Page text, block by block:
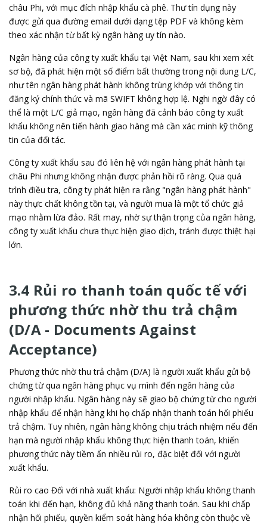
châu Phi, với mục đích nhập khẩu cà phê. Thư tín dụng này
được gửi qua đường email dưới dạng tệp PDF và không kèm
theo xác nhận từ bất kỳ ngân hàng uy tín nào.
Ngân hàng của công ty xuất khẩu tại Việt Nam, sau khi xem xét
sơ bộ, đã phát hiện một số điểm bất thường trong nội dung L/C,
như tên ngân hàng phát hành không trùng khớp với thông tin
đăng ký chính thức và mã SWIFT không hợp lệ. Nghi ngờ đây có
thể là một L/C giả mạo, ngân hàng đã cảnh báo công ty xuất
khẩu không nên tiến hành giao hàng mà cần xác minh kỹ thông
tin của đối tác.
Công ty xuất khẩu sau đó liên hệ với ngân hàng phát hành tại
châu Phi nhưng không nhận được phản hồi rõ ràng. Qua quá
trình điều tra, công ty phát hiện ra rằng "ngân hàng phát hành"
này thực chất không tồn tại, và người mua là một tổ chức giả
mạo nhằm lừa đảo. Rất may, nhờ sự thận trọng của ngân hàng,
công ty xuất khẩu chưa thực hiện giao dịch, tránh được thiệt hại
lớn.
3.4 Rủi ro thanh toán quốc tế với
phương thức nhờ thu trả chậm
(D/A - Documents Against
Acceptance)
Phương thức nhờ thu trả chậm (D/A) là người xuất khẩu gửi bộ
chứng từ qua ngân hàng phục vụ mình đến ngân hàng của
người nhập khẩu. Ngân hàng này sẽ giao bộ chứng từ cho người
nhập khẩu để nhận hàng khi họ chấp nhận thanh toán hối phiếu
trả chậm. Tuy nhiên, ngân hàng không chịu trách nhiệm nếu đến
hạn mà người nhập khẩu không thực hiện thanh toán, khiến
phương thức này tiềm ẩn nhiều rủi ro, đặc biệt đối với người
xuất khẩu.
Rủi ro cao Đối với nhà xuất khẩu: Người nhập khẩu không thanh
toán khi đến hạn, không đủ khả năng thanh toán. Sau khi chấp
nhận hối phiếu, quyền kiểm soát hàng hóa không còn thuộc về